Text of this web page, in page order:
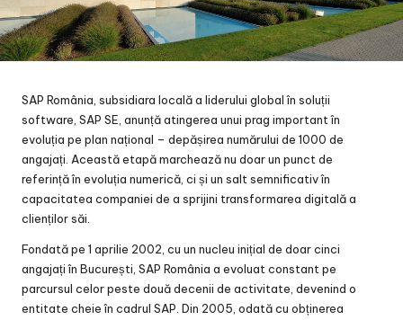
SAP România, subsidiara locală a liderului global în soluții
software, SAP SE, anunță atingerea unui prag important în
evoluția pe plan național – depășirea numărului de 1000 de
angajați. Această etapă marchează nu doar un punct de
referință în evoluția numerică, ci și un salt semnificativ în
capacitatea companiei de a sprijini transformarea digitală a
clienților săi.
Fondată pe 1 aprilie 2002, cu un nucleu inițial de doar cinci
angajați în București, SAP România a evoluat constant pe
parcursul celor peste două decenii de activitate, devenind o
entitate cheie în cadrul SAP. Din 2005, odată cu obținerea